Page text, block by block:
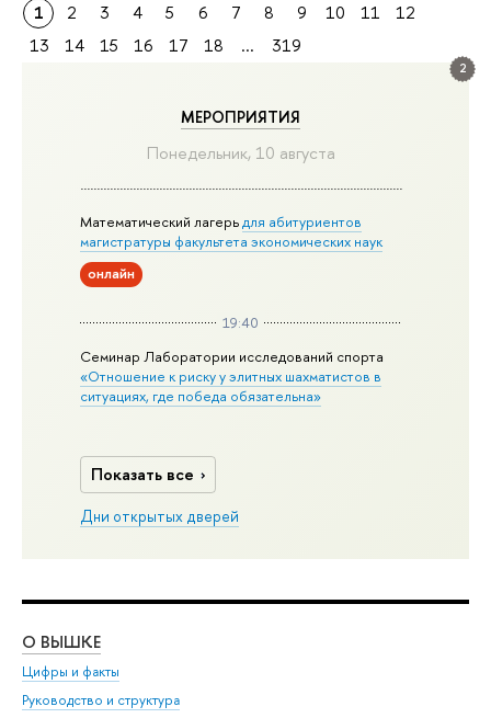
2
МЕРОПРИЯТИЯ
Понедельник, 10 августа
Математический лагерь для абитуриентов
магистратуры факультета экономических наук
онлайн
19:40
Семинар Лаборатории исследований спорта
«Отношение к риску у элитных шахматистов в
ситуациях, где победа обязательна»
Показать все
Дни открытых дверей
1 2 3 4 5 6 7 8 9 10 11
12
13
14 15 16 17 18 ... 319
О ВЫШКЕ
Цифры и факты
Руководство и структура